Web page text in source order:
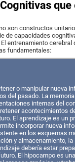
que
son constructos
de capacidades
entrenamiento cerebral
fundamentales:
o manipular nueva
del pasado. La
internas del
acontecimientos
El aprendizaje es un
incorporar nueva
en los esquemas
y almacenamiento, la
debería estar
El hipocampo es